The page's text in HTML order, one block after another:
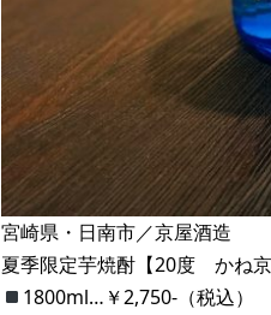
宮崎県・日南市／京屋酒造
夏季限定芋焼酎【20度 かね京
1800ml…￥2,750-（税込）